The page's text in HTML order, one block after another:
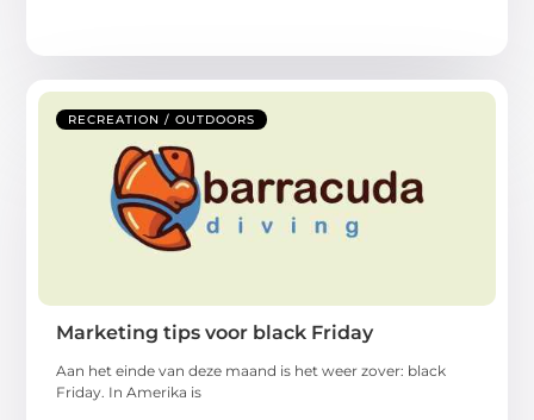
RECREATION / OUTDOORS
Marketing tips voor black Friday
Aan het einde van deze maand is het weer zover: black
Friday. In Amerika is